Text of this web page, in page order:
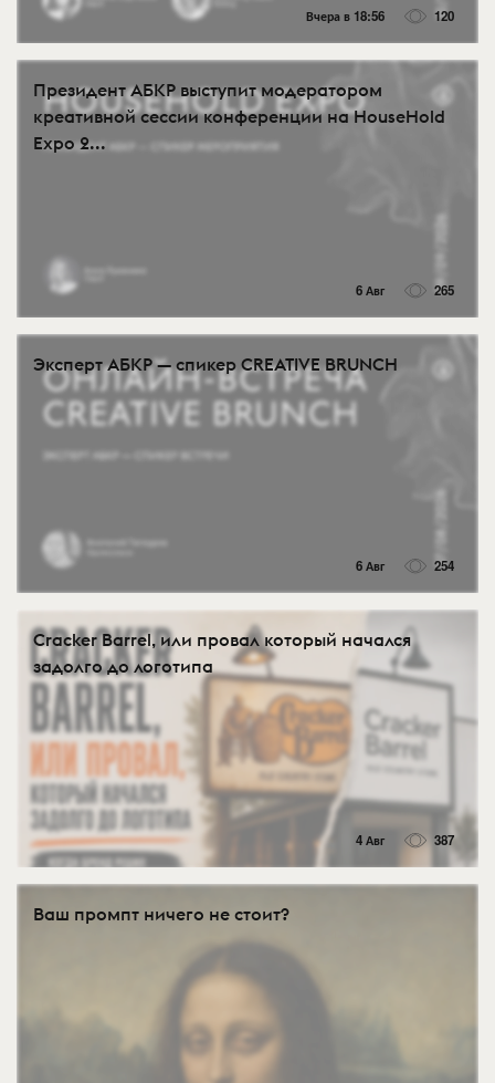
Вчера в 18:56 120
Президент АБКР выступит модератором
креативной сессии конференции на HouseHold
Expo 2...
6 Авг 265
Эксперт АБКР — спикер CREATIVE BRUNCH
6 Авг 254
Cracker Barrel, или провал который начался
задолго до логотипа
4 Авг 387
Ваш промпт ничего не стоит?